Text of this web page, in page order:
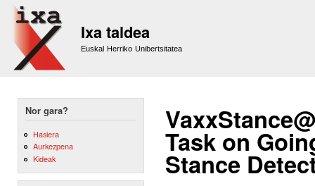
Ixa taldea
Euskal Herriko Unibertsitatea
Nor gara?
Hasiera
Aurkezpena
Kideak
Task on
Stance